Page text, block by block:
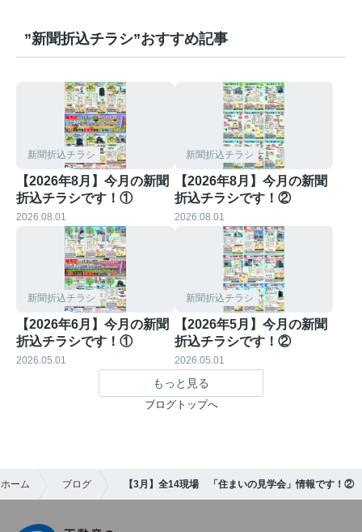
”新聞折込チラシ”おすすめ記事
新聞折込チラシ
【2026年8月】今月の新聞
折込チラシです！①
2026.08.01
新聞折込チラシ
【2026年8月】今月の新聞
折込チラシです！②
2026.08.01
新聞折込チラシ
【2026年6月】今月の新聞
折込チラシです！①
2026.05.01
新聞折込チラシ
【2026年5月】今月の新聞
折込チラシです！②
2026.05.01
もっと見る
ブログトップへ
ーム ブログ 【3月】全14現場 「住まいの見学会」情報です！②